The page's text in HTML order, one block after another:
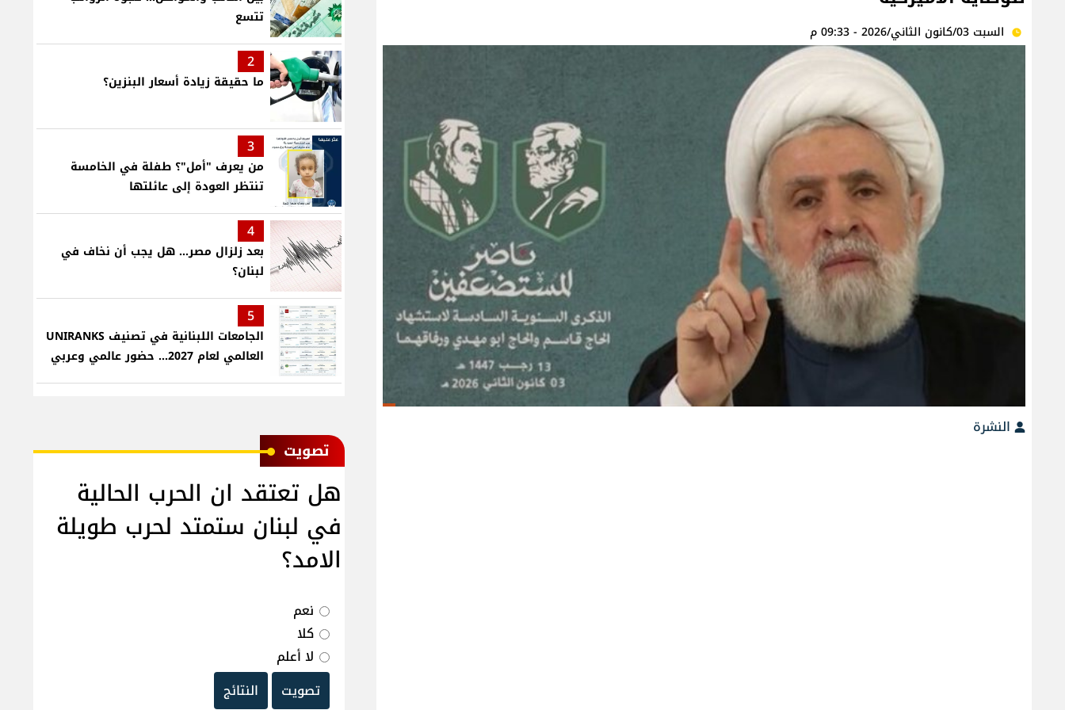
السبت 03/كانون الثاني/2026 - 09:33 م
النشرة
تتسع
2
ما حقيقة زيادة أسعار البنزين؟
3
من يعرف "أمل"؟ طفلة في الخامسة
تنتظر العودة إلى عائلتها
4
بعد زلزال مصر... هل يجب أن نخاف في
لبنان؟
5
الجامعات اللبنانية في تصنيف UNIRANKS
العالمي لعام 2027... حضور عالمي وعربي
ﺗﺼﻮﻳﺖ
هل تعتقد ان الحرب الحالية
في لبنان ستمتد لحرب طويلة
الامد؟
نعم
كلا
لا أعلم
تصويت
النتائج